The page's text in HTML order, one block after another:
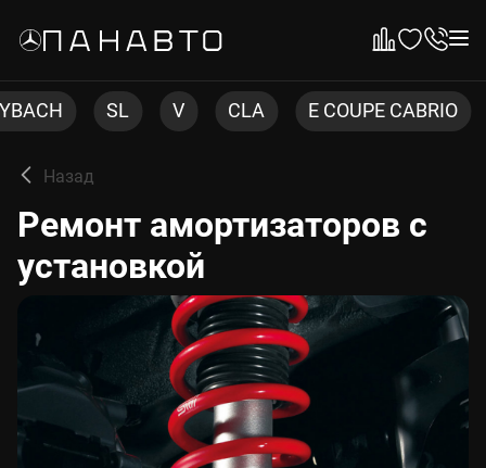
V CLA E COUPE CABRIO ML CLS
Назад
Ремонт амортизаторов с
установкой